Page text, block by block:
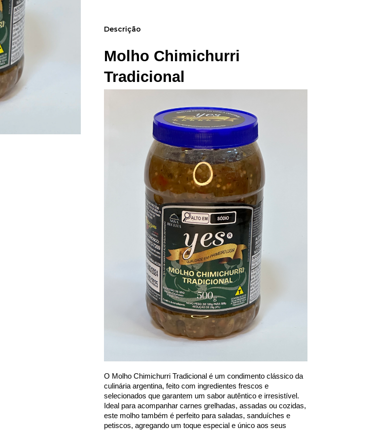
Descrição
Molho Chimichurri
Tradicional
O Molho Chimichurri Tradicional é um condimento clássico da
culinária argentina, feito com ingredientes frescos e
selecionados que garantem um sabor autêntico e irresistível.
Ideal para acompanhar carnes grelhadas, assadas ou cozidas,
este molho também é perfeito para saladas, sanduíches e
petiscos, agregando um toque especial e único aos seus